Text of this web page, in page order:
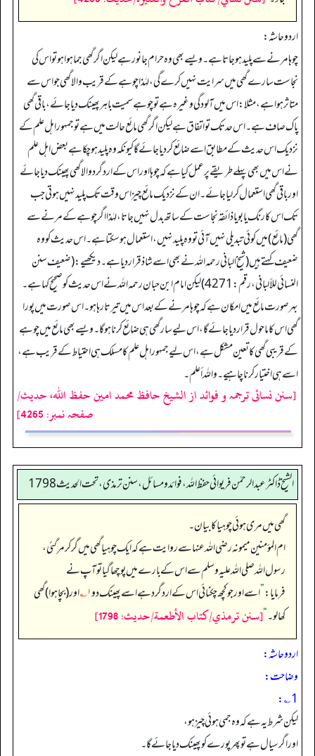
اردو حاشہ:
چوہا مرنے سے پلید ہوجاتا ہے۔ ویسے بھی وہ حرام جانور ہے لیکن اگر گھی جما ہوا ہو تو اس کی
نجاست سارے گھی میں سرایت نہیں کرے گی، لہٰذا چوہے کے قریب والا گھی جو اس سے
متاثر ہوا ہے، مثلا: اس میں آلودگی وغیرہ ہے تو چوہے سمیت باہر پھینک دیا جائے، باقی گھی
پاک صاف ہے۔ اس حد تک تو اتفاق ہے لیکن اگر گھی مائع حالت میں ہے تو جمہور اہل علم کے
نزدیک اس حدیث کے مطابق اسے ضائع کردیا جائے گا کیونکہ وہ پلید ہوچکا ہے بعض اہل علم
نے اس میں بھی پہلے طریقے پر عمل کیا ہے کہ چوہا اور اس کے ارد گرد والا گھی پھینک دیا جائے
اور باقی گھی استعمال کرلیا جائے۔ ان کے نزدیک مائع چیز اس وقت تک پلید نہیں ہوتی جب
تک اس کا رنگ یا بو یا ذائقہ نجاست کے ساتھ بدل نہیں جاتا، لہٰذا اگر چوہے کے مرنے سے
گھی (مائع) میں کوئی تبدیلی نہیں آئی تو وہ پلید نہیں، استعمال ہوسکتا ہے۔ اس حدیث کو وہ
ضعیف کہتے ہیں (شیخ البانی رحمہ اللہ نے بھی اسے شاذ قرار دیا ہے۔ دیکھیے: (ضعيف سنن
النسائي للألباني،رقم:4271) لیکن امام ابن حبان رحمہ اللہ نے اس حدیث کو صحیح کہا ہے۔
بہر صورت مائع میں امکان ہے کہ چوہا مرنے کے بعد اس میں تیرتا رہا ہو۔ اس صورت میں پورا
گھی اس کا ماحول قرار دیا جائے گا، اس لیے سار گھی ہی ضائع کرنا ہوگا۔ ویسے بھی مائع میں چوہے
کے قریبی گھی کا تعین مشکل ہے، اس لیے جمہور اہل علم کا مسلک ہی احتیاط کے قریب ہے،
اسے ہی اختیار کرنا چاہیے۔ واللہ أعلم۔
[سنن نسائی ترجمہ و فوائد از الشیخ حافظ محمد امین حفظ اللہ، حدیث/
صفحہ نمبر: 4265]
الشیخ ڈاکٹر عبد الرحمٰن فریوائی حفظ اللہ، فوائد و مسائل، سنن ترمذی، تحت الحديث 1798
گھی میں مری ہوئی چوہیا کا بیان۔
ام المؤمنین میمونہ رضی الله عنہا سے روایت ہے کہ ایک چوہیا گھی میں گر کر مر گئی،
رسول اللہ صلی اللہ علیہ وسلم سے اس کے بارے میں پوچھا گیا تو آپ نے
فرمایا:”اسے اور جو کچھ چکنائی اس کے اردگرد ہے اسے پھینک دو۱؎ اور (بچا ہوا) گھی
کھا لو۔‏‏‏‏“[سنن ترمذي/كتاب الأطعمة/حدیث: 1798]
اردو حاشہ:
وضاحت:
1؎:
لیکن شرط یہ ہے کہ وہ جمی ہوئی چیز ہو،
اور اگر سیال ہے تو پھر پورے کو پھینک دیاجائے گا۔